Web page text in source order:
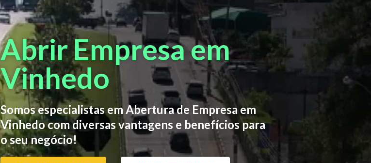
Abrir Empresa em
Vinhedo
Somos especialistas em Abertura de Empresa em
Vinhedo com diversas vantagens e benefícios para
o seu negócio!